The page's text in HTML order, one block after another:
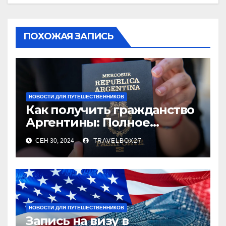
ПОХОЖАЯ ЗАПИСЬ
НОВОСТИ ДЛЯ ПУТЕШЕСТВЕННИКОВ
Как получить гражданство
Аргентины: Полное
руководство
СЕН 30, 2024 TRAVELBOX27_
НОВОСТИ ДЛЯ ПУТЕШЕСТВЕННИКОВ
Запись на визу в